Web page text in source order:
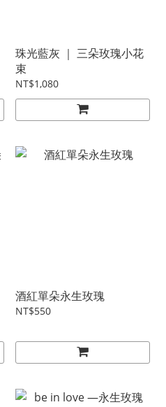
珠光藍灰 ｜ 三朵玫瑰小花
束
NT$1,080
酒紅單朵永生玫瑰
NT$550